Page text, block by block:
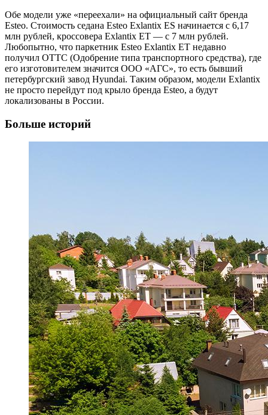
Обе модели уже «переехали» на официальный сайт бренда
Esteo. Стоимость седана Esteo Exlantix ES начинается с 6,17
млн рублей, кроссовера Exlantix ET — с 7 млн рублей.
Любопытно, что паркетник Esteo Exlantix ET недавно
получил OTTC (Одобрение типа транспортного средства), где
его изготовителем значится ООО «АГС», то есть бывший
петербургский завод Hyundai. Таким образом, модели Exlantix
не просто перейдут под крыло бренда Esteo, а будут
локализованы в России.
Больше историй